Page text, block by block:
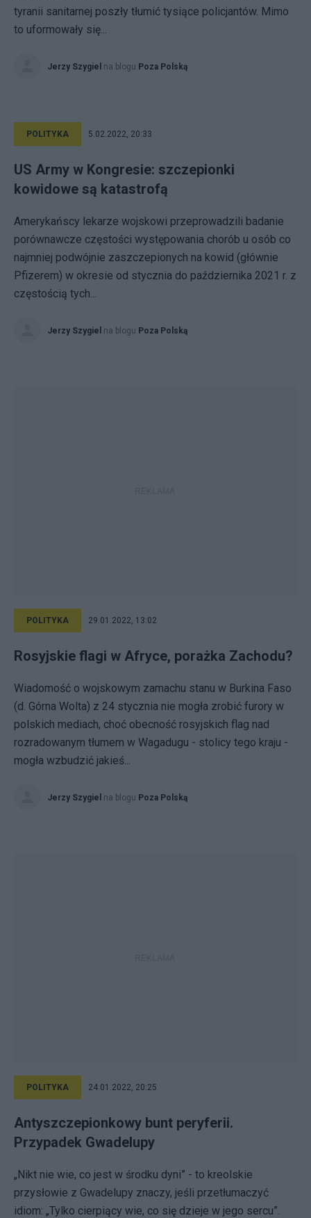
tyranii sanitarnej poszły tłumić tysiące policjantów. Mimo
to uformowały się...
Jerzy Szygiel na blogu Poza Polską
POLITYKA 5.02.2022, 20:33
US Army w Kongresie: szczepionki
kowidowe są katastrofą
Amerykańscy lekarze wojskowi przeprowadzili badanie
porównawcze częstości występowania chorób u osób co
najmniej podwójnie zaszczepionych na kowid (głównie
Pfizerem) w okresie od stycznia do października 2021 r. z
częstością tych...
Jerzy Szygiel na blogu Poza Polską
POLITYKA 29.01.2022, 13:02
Rosyjskie flagi w Afryce, porażka Zachodu?
Wiadomość o wojskowym zamachu stanu w Burkina Faso
(d. Górna Wolta) z 24 stycznia nie mogła zrobić furory w
polskich mediach, choć obecność rosyjskich flag nad
rozradowanym tłumem w Wagadugu - stolicy tego kraju -
mogła wzbudzić jakieś...
Jerzy Szygiel na blogu Poza Polską
POLITYKA 24.01.2022, 20:25
Antyszczepionkowy bunt peryferii.
Przypadek Gwadelupy
„Nikt nie wie, co jest w środku dyni” - to kreolskie
przysłowie z Gwadelupy znaczy, jeśli przetłumaczyć
idiom: „Tylko cierpiący wie, co się dzieje w jego sercu”.